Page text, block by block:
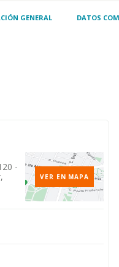
GENERAL DATOS
-
VER EN MAPA